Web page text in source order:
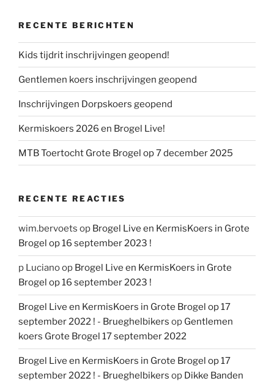
RECENTE BERICHTEN
Kids tijdrit inschrijvingen geopend!
Gentlemen koers inschrijvingen geopend
Inschrijvingen Dorpskoers geopend
Kermiskoers 2026 en Brogel Live!
MTB Toertocht Grote Brogel op 7 december 2025
RECENTE REACTIES
wim.bervoets op Brogel Live en KermisKoers in Grote
Brogel op 16 september 2023 !
p Lucianoop Brogel Live en KermisKoers in Grote
Brogel op 16 september 2023 !
Brogel Live en KermisKoers in Grote Brogel op 17
september 2022 ! - Brueghelbikers op Gentlemen
koers Grote Brogel 17 september 2022
Brogel Live en KermisKoers in Grote Brogel op 17
september 2022 ! - Brueghelbikers op Dikke Banden